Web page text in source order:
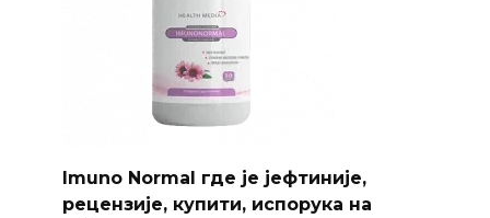
Imuno Normal где је јефтиније,
рецензије, купити, испорука на